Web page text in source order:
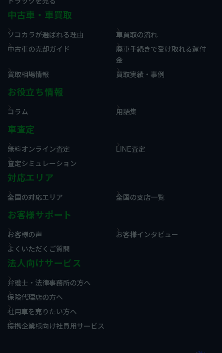
中古車・車買取
ソコカラが選ばれる理由
車買取の流れ
中古車の売却ガイド
廃車手続きで受け取れる還付
金
買取相場情報
買取実績・事例
お役立ち情報
コラム 用語集
車査定
無料オンライン査定
LINE査定
査定シミュレーション
対応エリア
全国の対応エリア 全国の支店一覧
お客様サポート
お客様の声
お客様インタビュー
よくいただくご質問
法人向けサービス
弁護士・法律事務所の方へ
保険代理店の方へ
社用車を売りたい方へ
提携企業様向け社員用サービス